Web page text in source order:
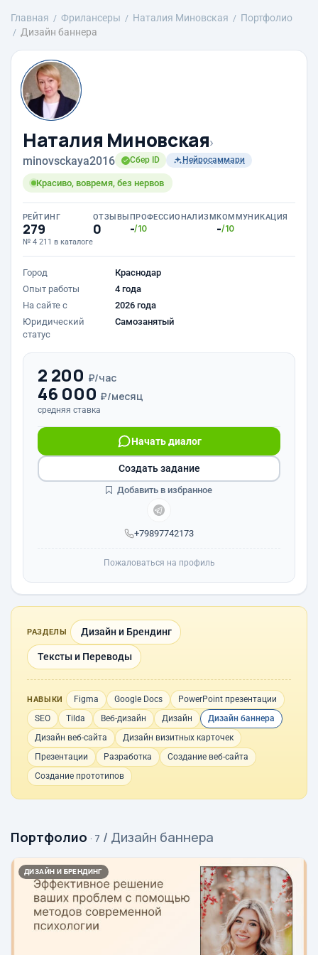
Главная Фрилансеры Наталия Миновская
Портфолио
Дизайн баннера
Наталия Миновская›
minovsckaya2016 Сбер ID Нейросаммари
Красиво, вовремя, без нервов
РЕЙТИНГ
279
№ 4 211 в каталоге
ОТЗЫВЫ
0
ПРОФЕССИОНАЛИЗМ
-/10
КОММУНИКАЦИЯ
-/10
Город
Краснодар
Опыт работы
4 года
На сайте с
2026 года
Юридический
статус
Самозанятый
2 200 ₽/час
46 000 ₽/месяц
средняя ставка
+79897742173
Начать диалог
Создать задание
Добавить в избранное
Пожаловаться на профиль
РАЗДЕЛЫ Дизайн и Брендинг
Тексты и Переводы
НАВЫКИ Figma Google Docs
PowerPoint презентации
SEO
Tilda Веб-дизайн Дизайн
Дизайн баннера
Дизайн веб-сайта
Дизайн визитных карточек
Презентации
Разработка
Создание веб-сайта
Создание прототипов
Портфолио · 7 / Дизайн баннера
ДИЗАЙН И БРЕНДИНГ